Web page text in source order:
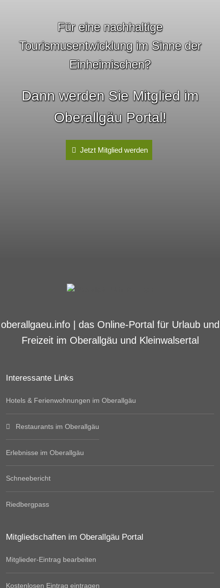
Für eine nachhaltige
Tourismusentwicklung im Sinne der
Einheimischen?
Dann werden Sie Mitglied im
Oberallgäu Portal!
Jetzt Mitglied werden
oberallgaeu.info | das Online-Portal für Urlaub und
Freizeit im Oberallgäu und Kleinwalsertal
Interessante Links
Hotels & Ferienwohnungen im Oberallgäu
Restaurants im Oberallgäu
Erlebnisse im Oberallgäu
Schneebericht
Riedbergpass
Mitgliedschaften im Oberallgäu Portal
Mitglieder-Eintrag bearbeiten
Kostenlosen Eintrag eintragen